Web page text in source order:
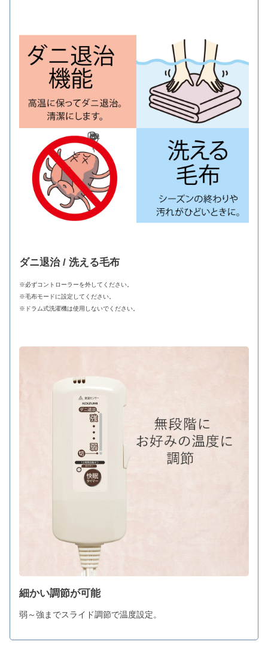
ダニ退治 / 洗える毛布
※必ずコントローラーを外してください。
※毛布モードに設定してください。
※ドラム式洗濯機は使用しないでください。
細かい調節が可能
弱～強までスライド調節で温度設定。